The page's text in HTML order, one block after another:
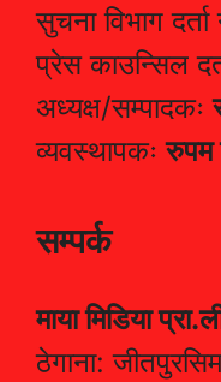
सुचना विभाग दर्ता
प्रेस काउन्सिल
अध्यक्ष/सम्पादकः
व्यवस्थापकःरुपम
सम्पर्क
माया मिडिया
ठेगाना: